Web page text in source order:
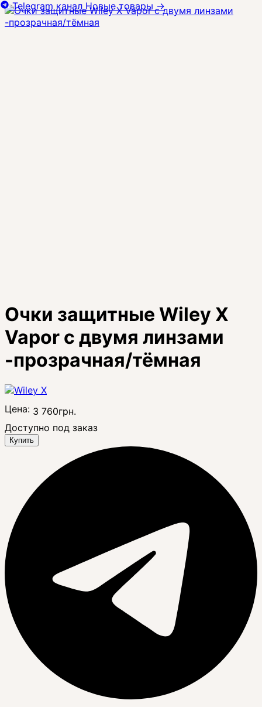
Очки защитные Wiley X
Vapor с двумя линзами
-прозрачная/тёмная
Цена: 3 760грн.
Доступно под заказ
Купить
Telegram канал Новые товары→